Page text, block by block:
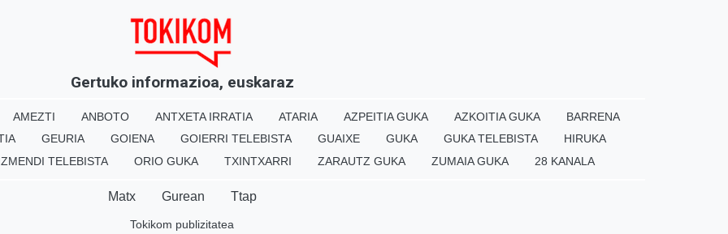
Gertuko informazioa, euskaraz
AMEZTI ANBOTO ANTXETA IRRATIA ATARIA AZPEITIA GUKA AZKOITIA GUKA
BARRENA
GEURIA GOIENA GOIERRI TELEBISTA GUAIXE GUKA GUKA TELEBISTA
HIRUKA
TELEBISTA ORIO GUKA TXINTXARRI ZARAUTZ GUKA ZUMAIA GUKA 28 KANALA
Matx Gurean Ttap
Tokikom publizitatea